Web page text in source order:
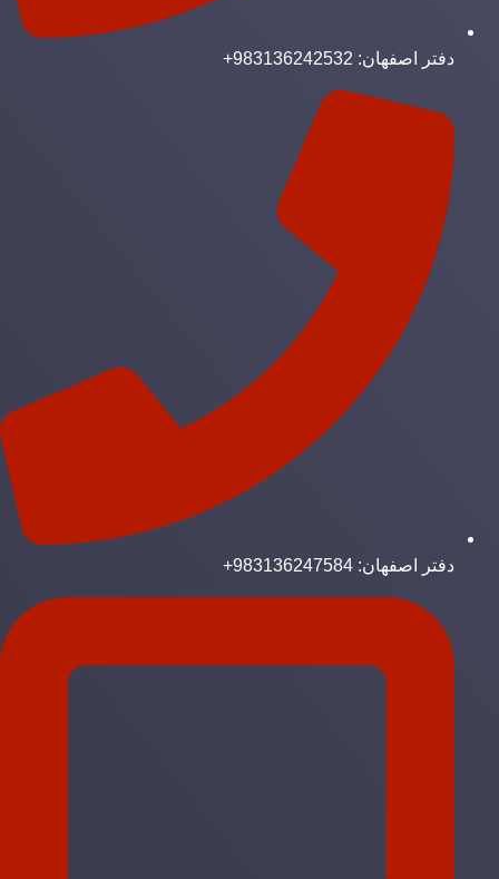
دفتر اصفهان: 983136242532+
دفتر اصفهان: 983136247584+